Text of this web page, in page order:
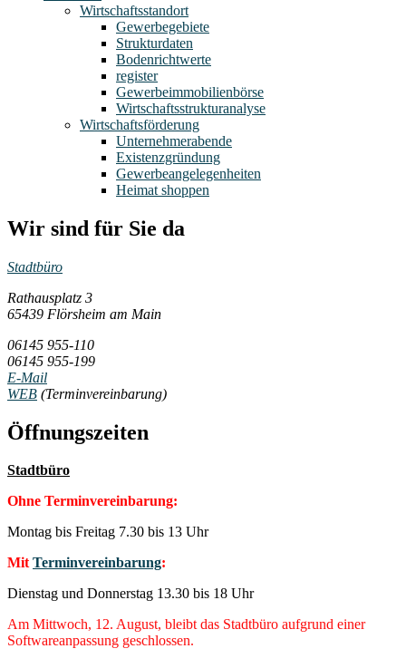
Wirtschaftsstandort
Gewerbegebiete
Strukturdaten
Bodenrichtwerte
register
Gewerbeimmobilienbörse
Wirtschaftsstrukturanalyse
Wirtschaftsförderung
Unternehmerabende
Existenzgründung
Gewerbeangelegenheiten
Heimat shoppen
Wir sind für Sie da
Stadtbüro
Rathausplatz 3
65439 Flörsheim am Main
06145 955-110
06145 955-199
E-Mail
WEB (Terminvereinbarung)
Öffnungszeiten
Stadtbüro
Ohne Terminvereinbarung:
Montag bis Freitag 7.30 bis 13 Uhr
Mit Terminvereinbarung:
Dienstag und Donnerstag 13.30 bis 18 Uhr
Am Mittwoch, 12. August, bleibt das Stadtbüro aufgrund einer
Softwareanpassung geschlossen.